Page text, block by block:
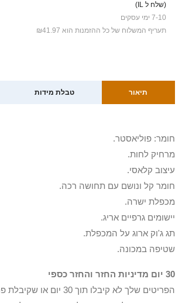
(שלח ל IL)
7-10 ימי עסקים
תעריף המשלוח של כל ההזמנות הוא ₪41.97
תיאור טבלת מידות
חומר: פוליאסטר.
מרחיק לחות.
עיצוב קלאסי.
חומר קל ונושם עם תחושה רכה.
מכפלת ישרה.
יישומים גרפיים אריג.
תג ג'וק ארוג על המכפלת.
שטיפה במכונה.
30 יום מדיניות החזר והחזר כספי
הפריטים שלך לא קיבלו תוך